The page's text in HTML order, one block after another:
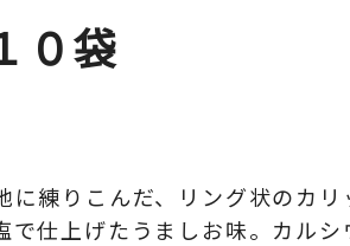
０袋
に練りこんだ、リング状のカ
で仕上げたうましお味。カル